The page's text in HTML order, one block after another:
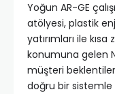
Yoğun AR-GE
atölyesi, plastik
yatırımları ile
konumuna gelen
müşteri
doğru bir